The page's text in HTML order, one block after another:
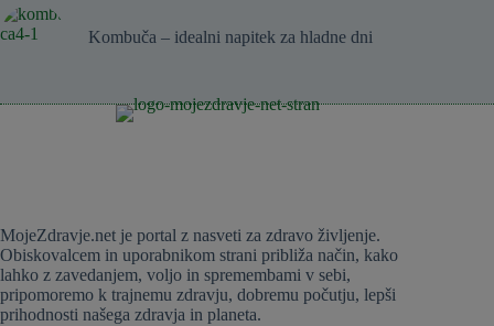
Kombuča – idealni napitek za hladne dni
MojeZdravje.net je portal z nasveti za zdravo življenje.
Obiskovalcem in uporabnikom strani približa način, kako
lahko z zavedanjem, voljo in spremembami v sebi,
pripomoremo k trajnemu zdravju, dobremu počutju, lepši
prihodnosti našega zdravja in planeta.